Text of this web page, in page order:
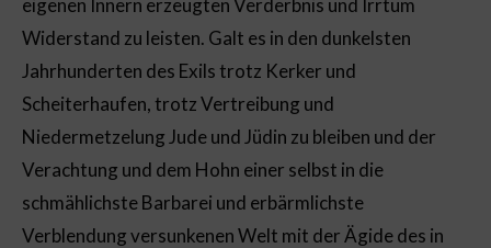
Widerstand zu leisten. Galt es in den dunkelsten
Jahrhunderten des Exils trotz Kerker und
Scheiterhaufen, trotz Vertreibung und
Niedermetzelung Jude und Jüdin zu bleiben und der
Verachtung und dem Hohn einer selbst in die
schmählichste Barbarei und erbärmlichste
Verblendung versunkenen Welt mit der Ägide des in